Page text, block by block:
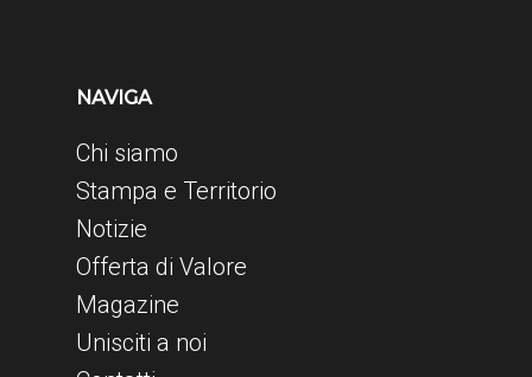
NAVIGA
Chi siamo
Stampa e Territorio
Notizie
Offerta di Valore
Magazine
Unisciti a noi